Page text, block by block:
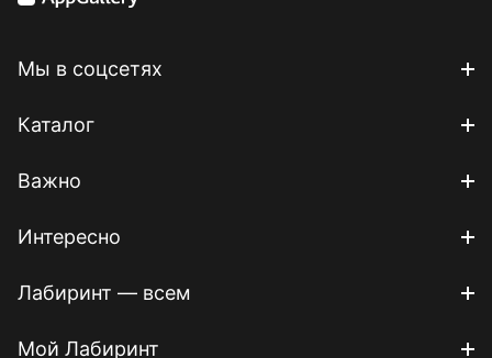
Мы в соцсетях
Каталог
Важно
Интересно
Лабиринт — всем
Мой Лабиринт